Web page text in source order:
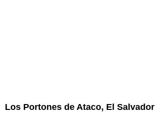
Los Portones de Ataco, El Salvador